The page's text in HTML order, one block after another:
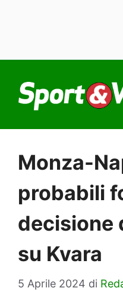
contenuto
Monza-
probabili
decisione
su Kvara
5 Aprile 2024 di